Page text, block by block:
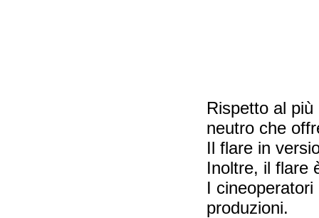
Rispetto al
neutro che
Il flare in
Inoltre, il flare
I
produzioni.